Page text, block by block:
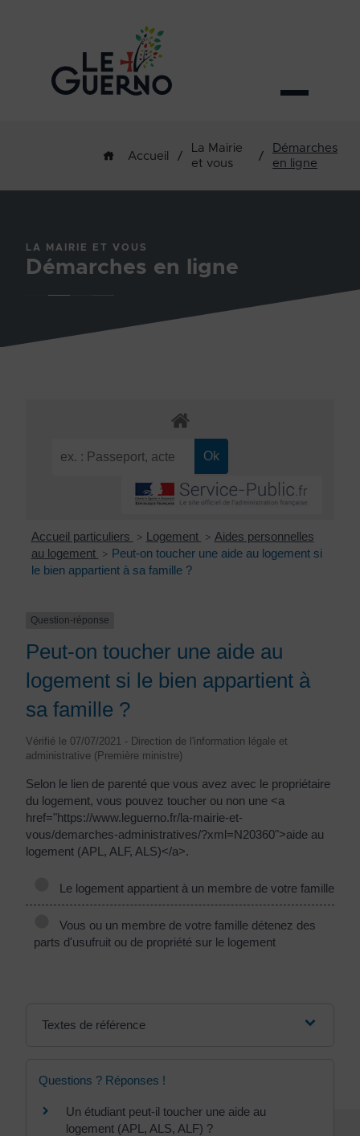
Accueil /
La Mairie
et vous
/
Démarches
en ligne
LA MAIRIE ET VOUS
Démarches en ligne
Accueil particuliers > Logement > Aides personnelles
au logement
> Peut-on toucher une aide au logement si
le bien appartient à sa famille ?
Question-réponse
Peut-on toucher une aide au
logement si le bien appartient à
sa famille ?
Vérifié le 07/07/2021 - Direction de l'information légale et
administrative (Première ministre)
Selon le lien de parenté que vous avez avec le propriétaire
du logement, vous pouvez toucher ou non une <a
href="https://www.leguerno.fr/la-mairie-et-
vous/demarches-administratives/?xml=N20360">aide au
logement (APL, ALF, ALS)</a>.
Le logement appartient à un membre de votre famille
Vous ou un membre de votre famille détenez des
parts d'usufruit ou de propriété sur le logement
Textes de référence
Questions ? Réponses !
Un étudiant peut-il toucher une aide au
logement (APL, ALS, ALF) ?